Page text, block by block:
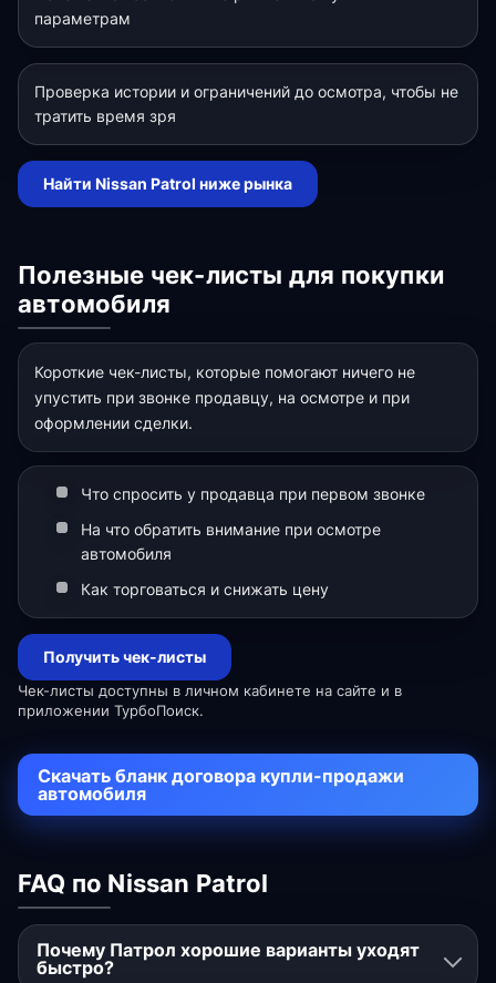
параметрам
Проверка истории и ограничений до осмотра, чтобы не
тратить время зря
Найти Nissan Patrol ниже рынка
Полезные чек-листы для покупки
автомобиля
Короткие чек-листы, которые помогают ничего не
упустить при звонке продавцу, на осмотре и при
оформлении сделки.
Что спросить у продавца при первом звонке
На что обратить внимание при осмотре
автомобиля
Как торговаться и снижать цену
Получить чек-листы
Чек-листы доступны в личном кабинете на сайте и в
приложении ТурбоПоиск.
Скачать бланк договора купли-продажи
автомобиля
FAQ по Nissan Patrol
Почему Патрол хорошие варианты уходят
быстро?